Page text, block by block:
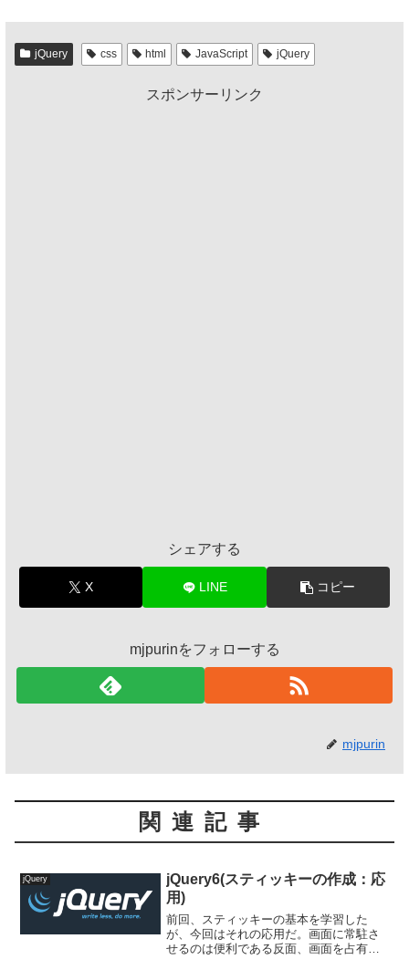
c
e
b
tt
er
e
e
n
a
jQuery css html JavaScript jQuery
スポンサーリンク
シェアする
X LINE コピー
mjpurinをフォローする
mjpurin
関連記事
jQuery
jQuery6(スティッキーの作成：応
用)
前回、スティッキーの基本を学習した
が、今回はそれの応用だ。画面に常駐さ
せるのは便利である反面、画面を占有し